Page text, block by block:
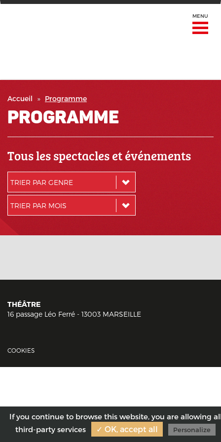
MENU
Accueil Programme
Programme
Tous les spectacles et événements
TRIER PAR GENRE
TRIER PAR MOIS
THÉÂTRE
16 passage Léo Ferré - 13003 MARSEILLE
COOKIES
If you continue to browse this website, you are allowing
third-party services
✓ OK, accept all Personalize